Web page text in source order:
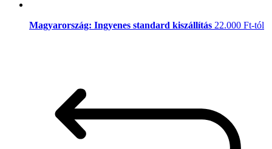
Magyarország: Ingyenes standard kiszállítás 22.000 Ft-tól